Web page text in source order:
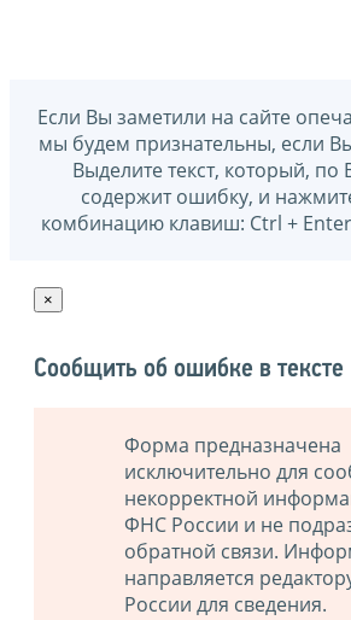
Если Вы заметили на сайте
мы будем признательны, если
Выделите текст, который,
содержит ошибку, и
комбинацию клавиш: Ctrl +
×
Сообщить об ошибке в тексте
Форма предназначена
исключительно для
некорректной
ФНС России и не
обратной связи.
направляется
России для сведения.